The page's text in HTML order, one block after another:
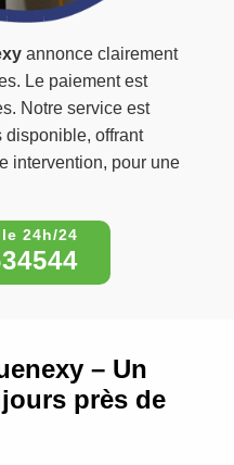
annonce clairement
Le paiement est
Notre service est
disponible, offrant
intervention, pour une
– Un
près de